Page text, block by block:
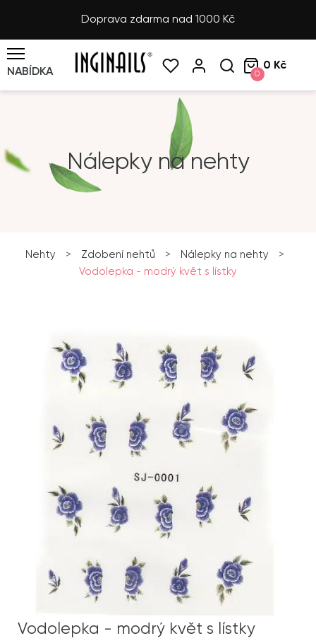
Doprava zdarma nad 1000 Kč
NABÍDKA 0
0 Kč
Nálepky na nehty
Nehty > Zdobení nehtů > Nálepky na nehty
>
Vodolepka - modrý květ s lístky
Vodolepka - modrý květ s lístky